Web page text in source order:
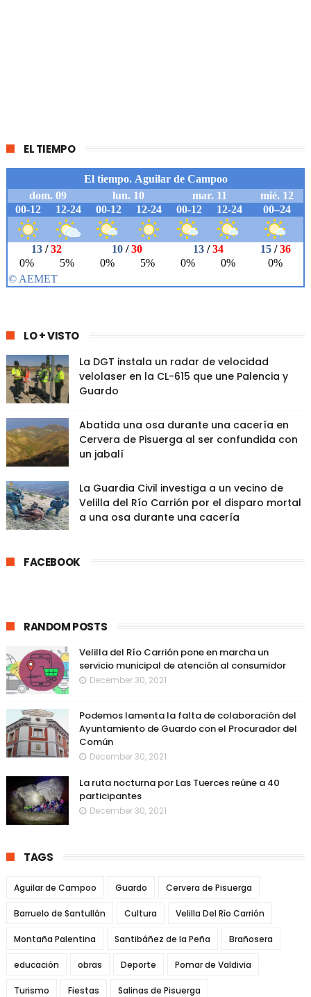
EL TIEMPO
LO + VISTO
La DGT instala un radar de velocidad
velolaser en la CL-615 que une Palencia y
Guardo
Abatida una osa durante una cacería en
Cervera de Pisuerga al ser confundida con
un jabalí
La Guardia Civil investiga a un vecino de
Velilla del Río Carrión por el disparo mortal
a una osa durante una cacería
FACEBOOK
RANDOM POSTS
Velilla del Río Carrión pone en marcha un
servicio municipal de atención al consumidor
December 30, 2021
Podemos lamenta la falta de colaboración del
Ayuntamiento de Guardo con el Procurador del
Común
December 30, 2021
La ruta nocturna por Las Tuerces reúne a 40
participantes
December 30, 2021
TAGS
Aguilar de Campoo Guardo Cervera de Pisuerga
Barruelo de Santullán Cultura Velilla Del Río Carrión
Montaña Palentina Santibáñez de la Peña Brañosera
educación obras Deporte Pomar de Valdivia
Turismo Fiestas Salinas de Pisuerga